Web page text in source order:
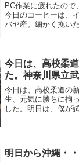
PC作業に疲れたので
今日のコーヒーは、
バヤ産。細かく挽い
ており、お土産で毎
今日は、高校柔
た。神奈川県立武
今日は、高校柔道の
生、元気に勝ちに拘
した。明日は、僕が
明日から沖縄・・